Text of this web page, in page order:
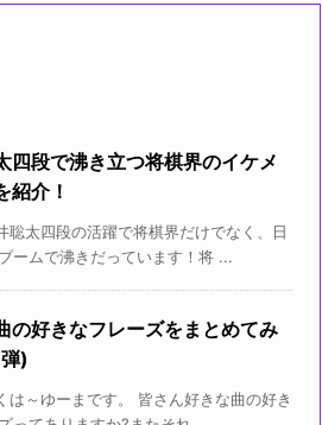
四段で沸き立つ将棋界のイケメ
紹介！
聡太四段の活躍で将棋界だけでなく、日
ームで沸きだっています！将 ...
の好きなフレーズをまとめてみ
)
は～ゆーまです。 皆さん好きな曲の好き